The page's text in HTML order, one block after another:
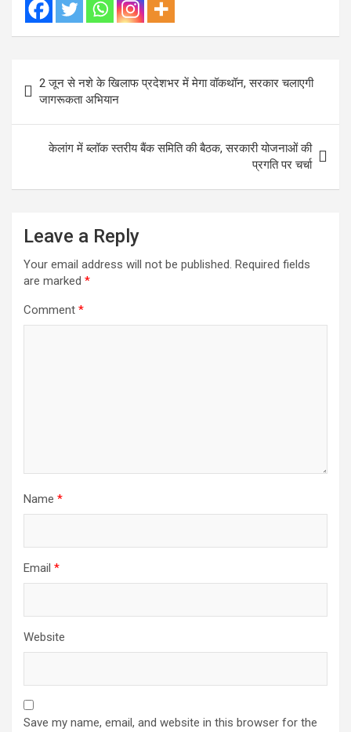
navigation
2 जून से नशे के खिलाफ प्रदेशभर में मेगा वॉकथॉन, सरकार चलाएगी
जागरूकता अभियान
केलांग में ब्लॉक स्तरीय बैंक समिति की बैठक, सरकारी योजनाओं की
प्रगति पर चर्चा
Leave a Reply
Your email address will not be published. Required fields
are marked *
Comment *
Name *
Email *
Website
Save my name, email, and website in this browser for the